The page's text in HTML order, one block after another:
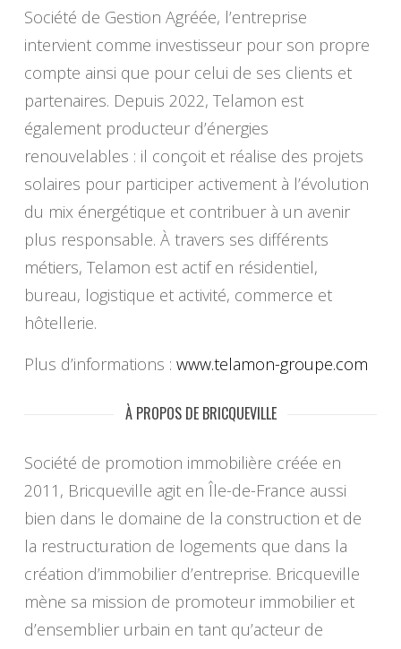
Société de Gestion Agréée, l’entreprise
intervient comme investisseur pour son propre
compte ainsi que pour celui de ses clients et
partenaires. Depuis 2022, Telamon est
également producteur d’énergies
renouvelables : il conçoit et réalise des projets
solaires pour participer activement à l’évolution
du mix énergétique et contribuer à un avenir
plus responsable. À travers ses différents
métiers, Telamon est actif en résidentiel,
bureau, logistique et activité, commerce et
hôtellerie.
Plus d’informations : www.telamon-groupe.com
À PROPOS DE BRICQUEVILLE
Société de promotion immobilière créée en
2011, Bricqueville agit en Île-de-France aussi
bien dans le domaine de la construction et de
la restructuration de logements que dans la
création d’immobilier d’entreprise. Bricqueville
mène sa mission de promoteur immobilier et
d’ensemblier urbain en tant qu’acteur de